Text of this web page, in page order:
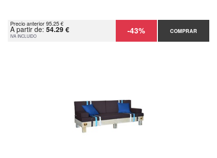
Precio anterior 95.25 €
A partir de: 54.29 €
IVA INCLUIDO -43% COMPRAR